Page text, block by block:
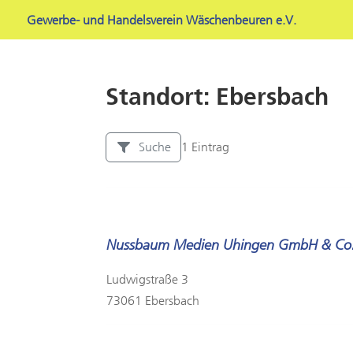
Gewerbe- und Handelsverein Wäschenbeuren e.V.
Standort: Ebersbach
Suche 1 Eintrag
Nussbaum Medien Uhingen GmbH &
Ludwigstraße 3
73061 Ebersbach